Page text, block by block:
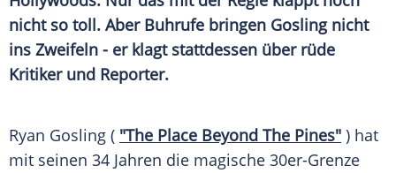
nicht so toll. Aber Buhrufe bringen Gosling nicht
ins Zweifeln - er klagt stattdessen über rüde
Kritiker und Reporter.
Ryan Gosling ( "The Place Beyond The Pines" ) hat
mit seinen 34 Jahren die magische 30er-Grenze